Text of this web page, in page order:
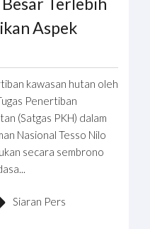
Aspek
kawasan hutan oleh
Penertiban
(Satgas PKH) dalam
Nasional Tesso Nilo
secara sembrono
Siaran Pers